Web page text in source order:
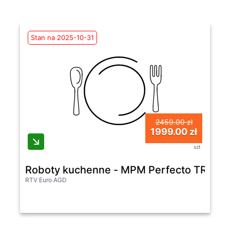
Stan na 2025-10-31
2459.00 zł
1999.00 zł
szt
Roboty kuchenne - MPM Perfecto TRM-
RTV Euro AGD